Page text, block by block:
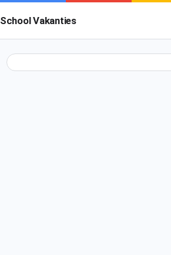
School Vakanties